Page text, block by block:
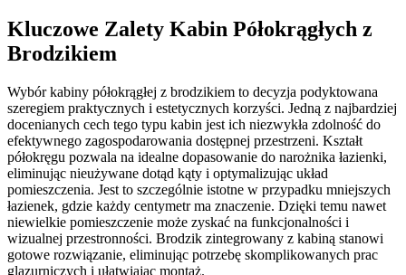
Kluczowe Zalety Kabin Półokrągłych z
Brodzikiem
Wybór kabiny półokrągłej z brodzikiem to decyzja podyktowana
szeregiem praktycznych i estetycznych korzyści. Jedną z najbardziej
docenianych cech tego typu kabin jest ich niezwykła zdolność do
efektywnego zagospodarowania dostępnej przestrzeni. Kształt
półokręgu pozwala na idealne dopasowanie do narożnika łazienki,
eliminując nieużywane dotąd kąty i optymalizując układ
pomieszczenia. Jest to szczególnie istotne w przypadku mniejszych
łazienek, gdzie każdy centymetr ma znaczenie. Dzięki temu nawet
niewielkie pomieszczenie może zyskać na funkcjonalności i
wizualnej przestronności. Brodzik zintegrowany z kabiną stanowi
gotowe rozwiązanie, eliminując potrzebę skomplikowanych prac
glazurniczych i ułatwiając montaż.